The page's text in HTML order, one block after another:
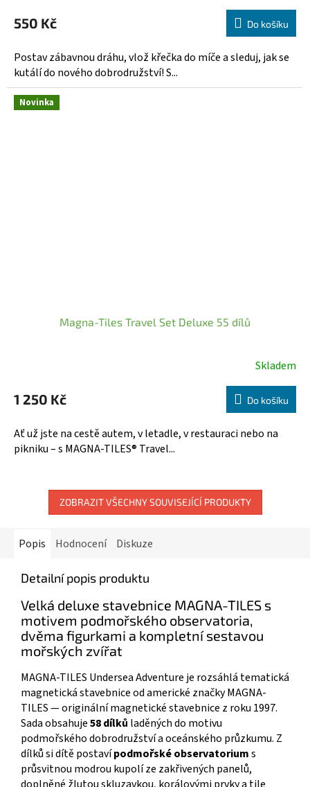
550 Kč Do košíku
Postav zábavnou dráhu, vlož křečka do míče a sleduj, jak se
kutálí do nového dobrodružství! S...
Novinka
Magna-Tiles Travel Set Deluxe 55 dílů
Skladem
1 250 Kč Do košíku
Ať už jste na cestě autem, v letadle, v restauraci nebo na
pikniku – s MAGNA-TILES® Travel...
ZOBRAZIT VŠECHNY SOUVISEJÍCÍ PRODUKTY
Popis Hodnocení Diskuze
Detailní popis produktu
Velká deluxe stavebnice MAGNA-TILES s
motivem podmořského observatoria,
dvěma figurkami a kompletní sestavou
mořských zvířat
MAGNA-TILES Undersea Adventure je rozsáhlá tematická
magnetická stavebnice od americké značky MAGNA-
TILES — originální magnetické stavebnice z roku 1997.
Sada obsahuje58 dílků laděných do motivu
podmořského dobrodružství a oceánského průzkumu. Z
dílků si dítě postavípodmořské observatoriums
průsvitnou modrou kupolí ze zakřivených panelů,
doplněné žlutou skluzavkou, korálovými prvky a tile